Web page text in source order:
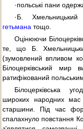
·польські пани
·Б. Хмельницький
гетьмана тощо.
Оцінюючи
те, що Б.
(зумовлений впливом
Білоцерківський мир
ратифікований
Білоцерківська
широких народних мас
старшини. Під час
спалахнуло повстання